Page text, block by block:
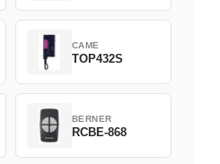
CAME
TOP432S
BERNER
RCBE-868